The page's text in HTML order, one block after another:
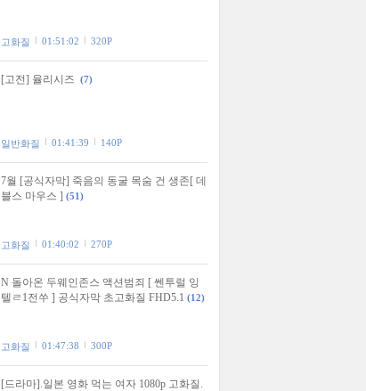
고화질 01:51:02 320P
[고전] 율리시즈 (7)
일반화질 01:41:39 140P
7월 [공식자막] 죽음의 동굴 목숨 건 생존[ 데
블스 마우스 ] (51)
고화질 01:40:02 270P
N 돌아온 두웨인존스 액션범죄 [ 쎈투럴 잉
텔ㄹ1전쑤 ] 공식자막 초고화질 FHD5.1 (12)
고화질 01:47:38 300P
[드라마].일본 영화 먹는 여자 1080p 고화질.